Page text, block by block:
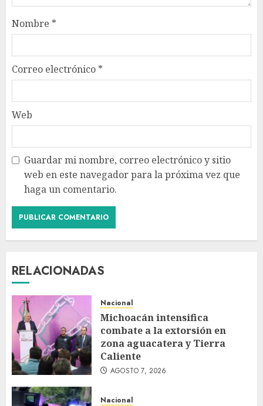
Nombre *
Correo electrónico *
Web
Guardar mi nombre, correo electrónico y sitio
web en este navegador para la próxima vez que
haga un comentario.
RELACIONADAS
Nacional
Michoacán intensifica
combate a la extorsión en
zona aguacatera y Tierra
Caliente
AGOSTO 7, 2026
Nacional